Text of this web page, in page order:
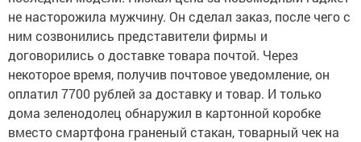
не насторожила мужчину. Он сделал заказ, после чего с
ним созвонились представители фирмы и
договорились о доставке товара почтой. Через
некоторое время, получив почтовое уведомление, он
оплатил 7700 рублей за доставку и товар. И только
дома зеленодолец обнаружил в картонной коробке
вместо смартфона граненый стакан, товарный чек на